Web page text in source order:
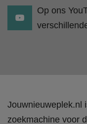
Op ons
Jouwnieuweplek.nl
zoekmachine voor